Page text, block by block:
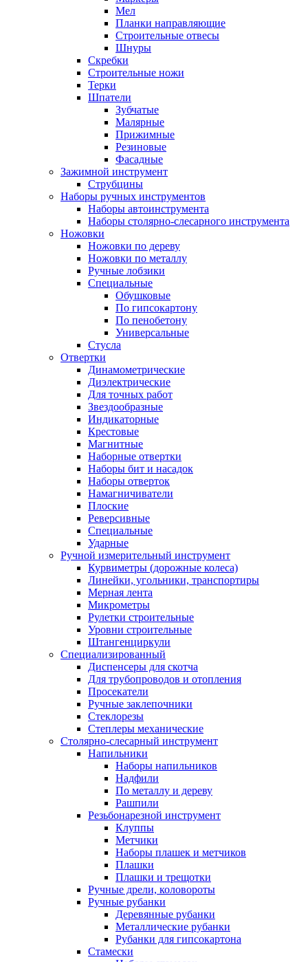
Мел
Планки направляющие
Строительные отвесы
Шнуры
Скребки
Строительные ножи
Терки
Шпатели
Зубчатые
Малярные
Прижимные
Резиновые
Фасадные
Зажимной инструмент
Струбцины
Наборы ручных инструментов
Наборы автоинструмента
Наборы столярно-слесарного инструмента
Ножовки
Ножовки по дереву
Ножовки по металлу
Ручные лобзики
Специальные
Обушковые
По гипсокартону
По пенобетону
Универсальные
Стусла
Отвертки
Динамометрические
Диэлектрические
Для точных работ
Звездообразные
Индикаторные
Крестовые
Магнитные
Наборные отвертки
Наборы бит и насадок
Наборы отверток
Намагничиватели
Плоские
Реверсивные
Специальные
Ударные
Ручной измерительный инструмент
Курвиметры (дорожные колеса)
Линейки, угольники, транспортиры
Мерная лента
Микрометры
Рулетки строительные
Уровни строительные
Штангенциркули
Специализированный
Диспенсеры для скотча
Для трубопроводов и отопления
Просекатели
Ручные заклепочники
Стеклорезы
Степлеры механические
Столярно-слесарный инструмент
Напильники
Наборы напильников
Надфили
По металлу и дереву
Рашпили
Резьбонарезной инструмент
Клуппы
Метчики
Наборы плашек и метчиков
Плашки
Плашки и трещотки
Ручные дрели, коловороты
Ручные рубанки
Деревянные рубанки
Металлические рубанки
Рубанки для гипсокартона
Стамески